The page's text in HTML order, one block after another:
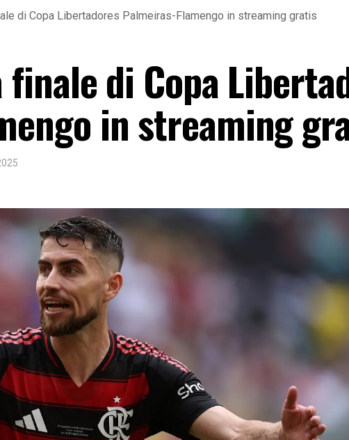
di Copa Libertadores Palmeiras-Flamengo in streaming gratis
finale di Copa
in streaming